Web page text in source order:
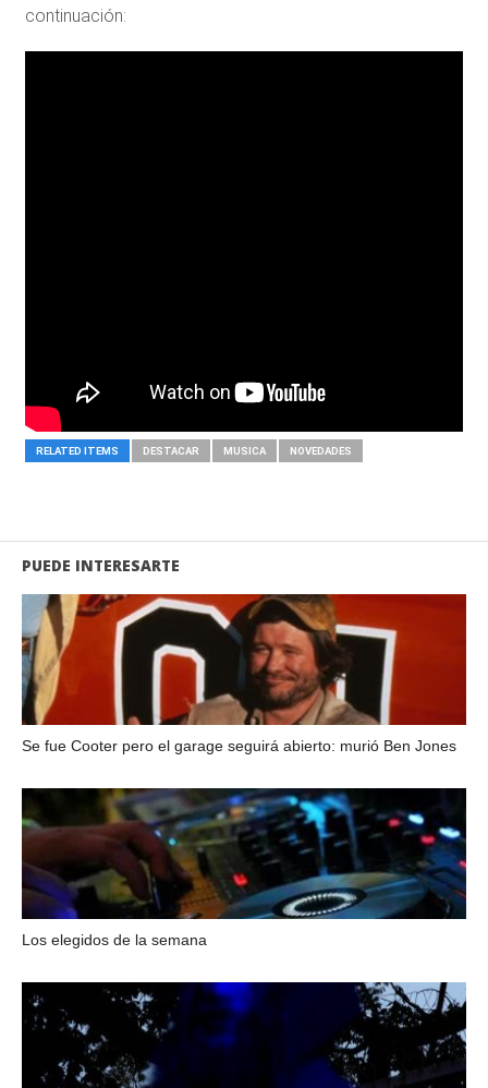
continuación:
RELATED ITEMS DESTACAR MUSICA NOVEDADES
PUEDE INTERESARTE
Se fue Cooter pero el garage seguirá abierto: murió Ben Jones
Los elegidos de la semana